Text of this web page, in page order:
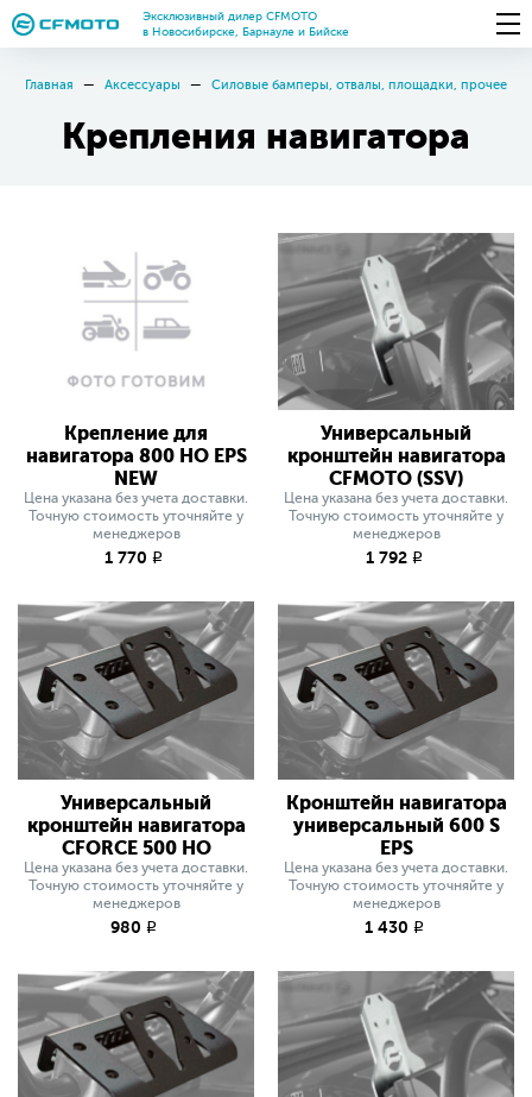
Эксклюзивный дилер CFMOTO
в Новосибирске, Барнауле и Бийске
Главная Аксессуары Силовые бамперы, отвалы, площадки, прочее
Крепления навигатора
Крепление для
навигатора 800 HO EPS
NEW
Цена указана без учета доставки.
Точную стоимость уточняйте у
менеджеров
1 770 q
Универсальный
кронштейн навигатора
CFMOTO (SSV)
Цена указана без учета доставки.
Точную стоимость уточняйте у
менеджеров
1 792 q
Универсальный
кронштейн навигатора
CFORCE 500 HO
Цена указана без учета доставки.
Точную стоимость уточняйте у
менеджеров
980 q
Кронштейн навигатора
универсальный 600 S
EPS
Цена указана без учета доставки.
Точную стоимость уточняйте у
менеджеров
1 430 q